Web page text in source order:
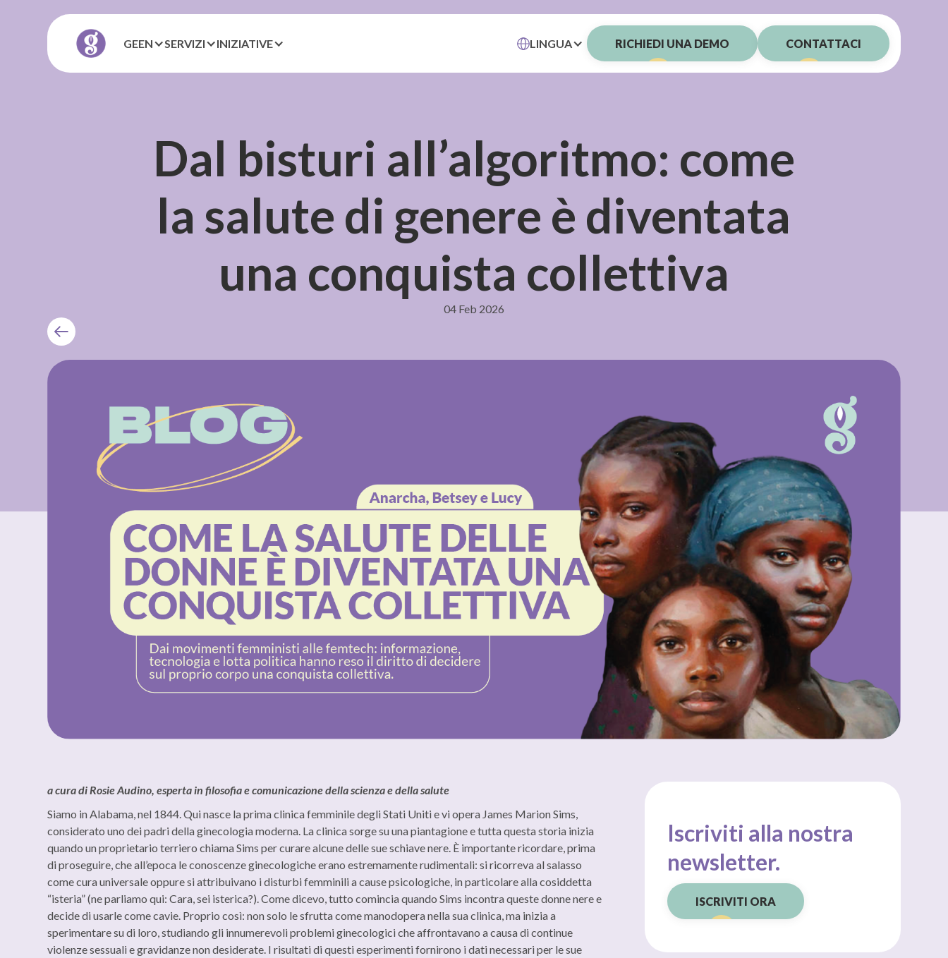
GEEN SERVIZI INIZIATIVE LINGUA RICHIEDI UNA DEMO CONTATTACI
Dal bisturi all’algoritmo: come
la salute di genere è diventata
una conquista collettiva
04 Feb 2026
a cura di Rosie Audino, esperta in filosofia e comunicazione della scienza e della salute
Siamo in Alabama, nel 1844. Qui nasce la prima clinica femminile degli Stati Uniti e vi opera James Marion Sims,
considerato uno dei padri della ginecologia moderna. La clinica sorge su una piantagione e tutta questa storia inizia
quando un proprietario terriero chiama Sims per curare alcune delle sue schiave nere. È importante ricordare, prima
di proseguire, che all’epoca le conoscenze ginecologiche erano estremamente rudimentali: si ricorreva al salasso
come cura universale oppure si attribuivano i disturbi femminili a cause psicologiche, in particolare alla cosiddetta
“isteria” (ne parliamo qui:Cara, sei isterica?). Come dicevo, tutto comincia quando Sims incontra queste donne nere e
decide di usarle come cavie. Proprio così: non solo le sfrutta come manodopera nella sua clinica, ma inizia a
sperimentare su di loro, studiando gli innumerevoli problemi ginecologici che affrontavano a causa di continue
violenze sessuali e gravidanze non desiderate. I risultati di questi esperimenti fornirono i dati necessari per le sue
Iscriviti alla nostra
newsletter.
ISCRIVITI ORA